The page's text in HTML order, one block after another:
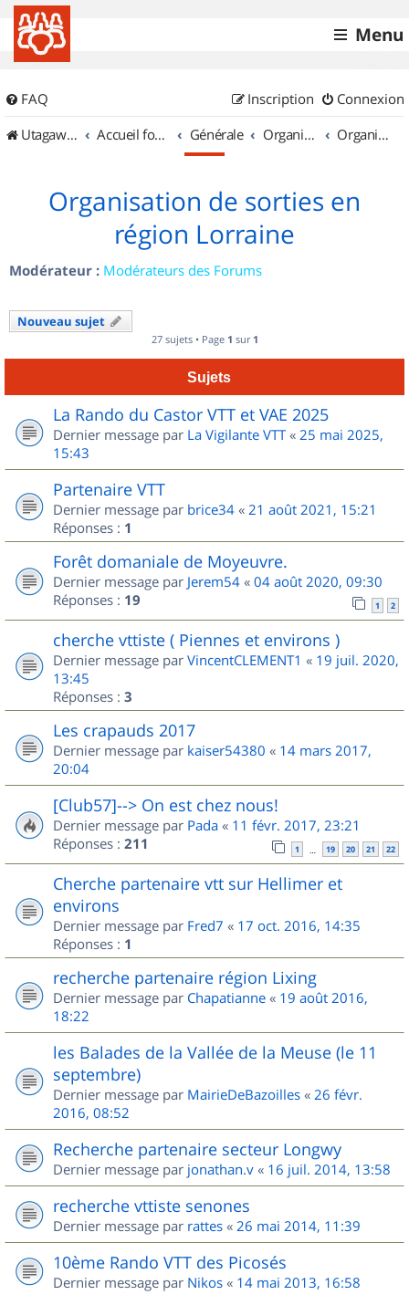
Menu
FAQ Connexion
Inscription
UtagawaVTT (Randos VTT et VTTAE avec traces GPS)
Accueil forum Générale Organisation de sorties & Recherche de partenaires Organisation de sorties en région Lorraine
Organisation de sorties en
région Lorraine
Modérateur : Modérateurs des Forums
Nouveau sujet
27 sujets • Page 1 sur 1
Sujets
La Rando du Castor VTT et VAE 2025
Dernier message par La Vigilante VTT« 25 mai 2025,
15:43
Partenaire VTT
Dernier message par brice34 « 21 août 2021, 15:21
Réponses : 1
Forêt domaniale de Moyeuvre.
Dernier message par Jerem54 « 04 août 2020, 09:30
Réponses : 19 1 2
cherche vttiste ( Piennes et environs )
Dernier message par VincentCLEMENT1 « 19 juil. 2020,
13:45
Réponses : 3
Les crapauds 2017
Dernier message par kaiser54380 « 14 mars 2017,
20:04
[Club57]--> On est chez nous!
Dernier message par Pada « 11 févr. 2017, 23:21
Réponses : 211 1 … 19 20 21 22
Cherche partenaire vtt sur Hellimer et
environs
Dernier message par Fred7 « 17 oct. 2016, 14:35
Réponses : 1
recherche partenaire région Lixing
Dernier message par Chapatianne « 19 août 2016,
18:22
les Balades de la Vallée de la Meuse (le 11
septembre)
Dernier message par MairieDeBazoilles « 26 févr.
2016, 08:52
Recherche partenaire secteur Longwy
Dernier message par jonathan.v « 16 juil. 2014, 13:58
recherche vttiste senones
Dernier message par rattes « 26 mai 2014, 11:39
10ème Rando VTT des Picosés
Dernier message par Nikos « 14 mai 2013, 16:58